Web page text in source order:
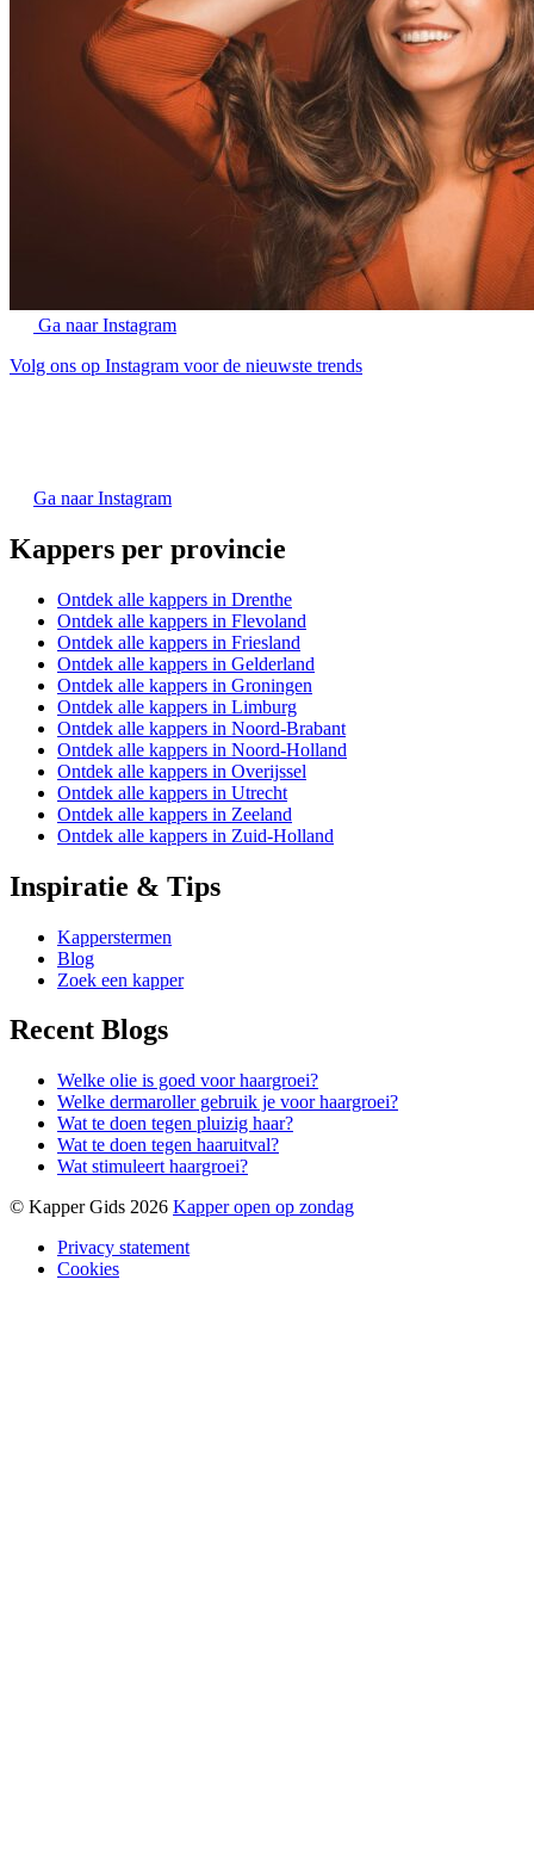
Ga naar Instagram
Volg ons op Instagram voor de nieuwste trends
Ga naar Instagram
Kappers per provincie
Ontdek alle kappers in Drenthe
Ontdek alle kappers in Flevoland
Ontdek alle kappers in Friesland
Ontdek alle kappers in Gelderland
Ontdek alle kappers in Groningen
Ontdek alle kappers in Limburg
Ontdek alle kappers in Noord-Brabant
Ontdek alle kappers in Noord-Holland
Ontdek alle kappers in Overijssel
Ontdek alle kappers in Utrecht
Ontdek alle kappers in Zeeland
Ontdek alle kappers in Zuid-Holland
Inspiratie & Tips
Kapperstermen
Blog
Zoek een kapper
Recent Blogs
Welke olie is goed voor haargroei?
Welke dermaroller gebruik je voor haargroei?
Wat te doen tegen pluizig haar?
Wat te doen tegen haaruitval?
Wat stimuleert haargroei?
© Kapper Gids 2026 Kapper open op zondag
Privacy statement
Cookies